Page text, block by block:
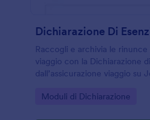
Raccogli e archivia le rinunce
viaggio con la Dichiarazione
dall’assicurazione viaggio su
semplificare la raccolta dati e
Go to Category:
Moduli di Dichiarazione